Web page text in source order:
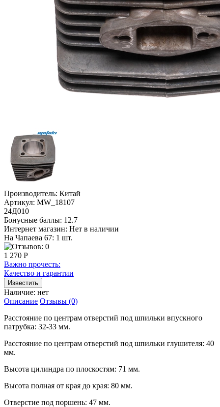
Производитель: Китай
Артикул: MW_18107
24Д010
Бонусные баллы: 12.7
Интернет магазин: Нет в наличии
На Чапаева 67: 1 шт.
1 270 Р
Важно прочесть:
Качество и гарантии
Наличие: нет
Описание Отзывы (0)
Расстояние по центрам отверстий под шпильки впускного
патрубка: 32-33 мм.
Расстояние по центрам отверстий под шпильки глушителя: 40
мм.
Высота цилиндра по плоскостям: 71 мм.
Высота полная от края до края: 80 мм.
Отверстие под поршень: 47 мм.